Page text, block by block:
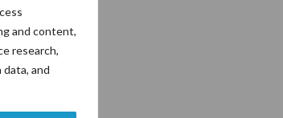
and content,
research,
and
1
1